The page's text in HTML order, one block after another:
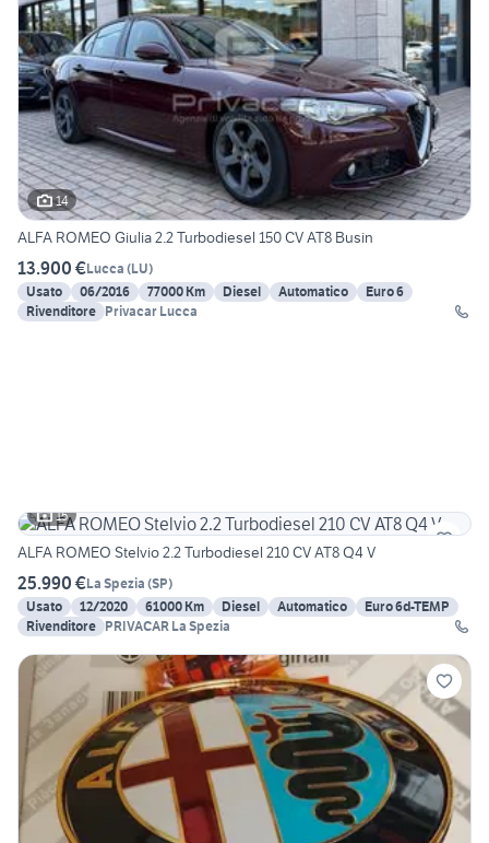
14
ALFA ROMEO Giulia 2.2 Turbodiesel 150 CV AT8 Busin
13.900 €Lucca (LU)
Usato
06/2016 77000 Km Diesel Automatico
Euro 6
Rivenditore Privacar Lucca
15
ALFA ROMEO Stelvio 2.2 Turbodiesel 210 CV AT8 Q4 V
25.990 €La Spezia (SP)
Usato
12/2020 61000 Km Diesel Automatico
Euro 6d-TEMP
Rivenditore PRIVACAR La Spezia